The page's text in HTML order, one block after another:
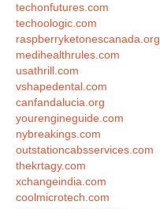
techonfutures.com
techoologic.com
raspberryketonescanada.org
medihealthrules.com
usathrill.com
vshapedental.com
canfandalucia.org
yourengineguide.com
nybreakings.com
outstationcabsservices.com
thekrtagy.com
xchangeindia.com
coolmicrotech.com